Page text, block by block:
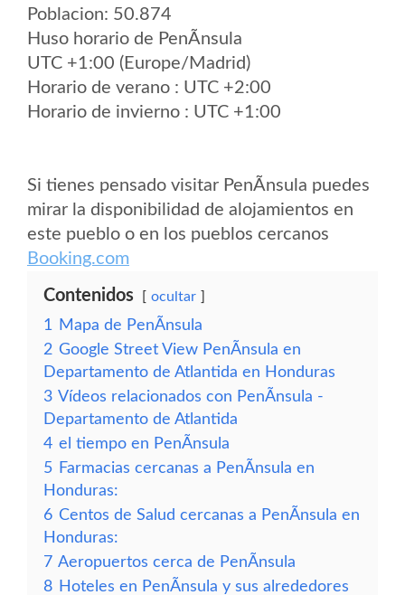
Poblacion: 50.874
Huso horario de PenÃ­nsula
UTC +1:00 (Europe/Madrid)
Horario de verano : UTC +2:00
Horario de invierno : UTC +1:00
Si tienes pensado visitar PenÃ­nsula puedes
mirar la disponibilidad de alojamientos en
este pueblo o en los pueblos cercanos
Booking.com
Contenidos ocultar
1
Mapa de PenÃ­nsula
2 Google Street View PenÃ­nsula en
Departamento de Atlantida en Honduras
3 Vídeos relacionados con PenÃ­nsula -
Departamento de Atlantida
4 el tiempo en PenÃ­nsula
5 Farmacias cercanas a PenÃ­nsula en
Honduras:
6 Centos de Salud cercanas a PenÃ­nsula en
Honduras:
7 Aeropuertos cerca de PenÃ­nsula
8 Hoteles en PenÃ­nsula y sus alrededores